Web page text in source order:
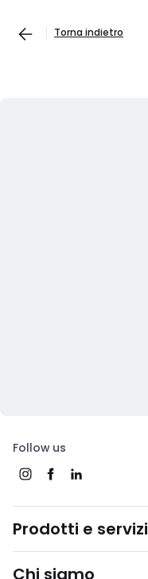
Torna indietro
Follow us
Prodotti e servizi
Chi siamo